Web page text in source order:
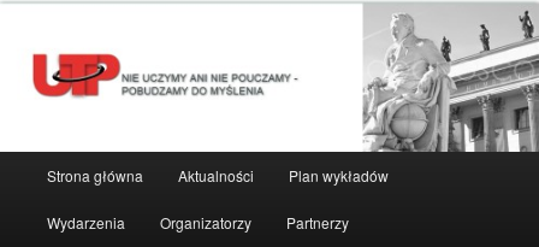
Strona główna Aktualności Plan wykładów
Wydarzenia Organizatorzy Partnerzy